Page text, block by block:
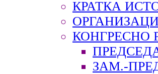
КРАТКА
КОНГРЕСНО
ЗАМ.-